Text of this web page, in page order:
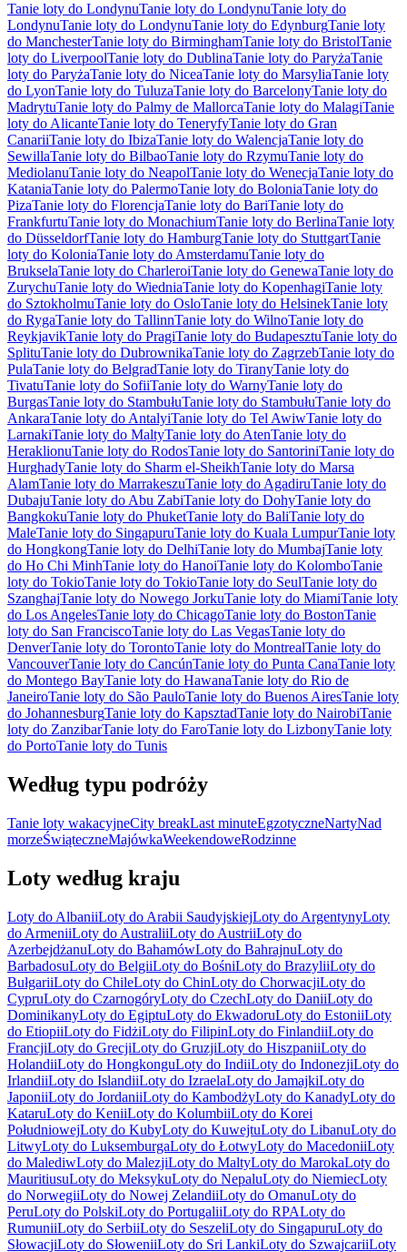
Tanie loty do LondynuTanie loty do LondynuTanie loty do
LondynuTanie loty do LondynuTanie loty do EdynburgTanie loty
do ManchesterTanie loty do BirminghamTanie loty do BristolTanie
loty do LiverpoolTanie loty do DublinaTanie loty do ParyżaTanie
loty do ParyżaTanie loty do NiceaTanie loty do MarsyliaTanie loty
do LyonTanie loty do TuluzaTanie loty do BarcelonyTanie loty do
MadrytuTanie loty do Palmy de MallorcaTanie loty do MalagiTanie
loty do AlicanteTanie loty do TeneryfyTanie loty do Gran
CanariiTanie loty do IbizaTanie loty do WalencjaTanie loty do
SewillaTanie loty do BilbaoTanie loty do RzymuTanie loty do
MediolanuTanie loty do NeapolTanie loty do WenecjaTanie loty do
KataniaTanie loty do PalermoTanie loty do BoloniaTanie loty do
PizaTanie loty do FlorencjaTanie loty do BariTanie loty do
FrankfurtuTanie loty do MonachiumTanie loty do BerlinaTanie loty
do DüsseldorfTanie loty do HamburgTanie loty do StuttgartTanie
loty do KoloniaTanie loty do AmsterdamuTanie loty do
BrukselaTanie loty do CharleroiTanie loty do GenewaTanie loty do
ZurychuTanie loty do WiedniaTanie loty do KopenhagiTanie loty
do SztokholmuTanie loty do OsloTanie loty do HelsinekTanie loty
do RygaTanie loty do TallinnTanie loty do WilnoTanie loty do
ReykjavikTanie loty do PragiTanie loty do BudapesztuTanie loty do
SplituTanie loty do DubrownikaTanie loty do ZagrzebTanie loty do
PulaTanie loty do BelgradTanie loty do TiranyTanie loty do
TivatuTanie loty do SofiiTanie loty do WarnyTanie loty do
BurgasTanie loty do StambułuTanie loty do StambułuTanie loty do
AnkaraTanie loty do AntalyiTanie loty do Tel AwiwTanie loty do
LarnakiTanie loty do MaltyTanie loty do AtenTanie loty do
HeraklionuTanie loty do RodosTanie loty do SantoriniTanie loty do
HurghadyTanie loty do Sharm el-SheikhTanie loty do Marsa
AlamTanie loty do MarrakeszuTanie loty do AgadiruTanie loty do
DubajuTanie loty do Abu ZabiTanie loty do DohyTanie loty do
BangkokuTanie loty do PhuketTanie loty do BaliTanie loty do
MaleTanie loty do SingapuruTanie loty do Kuala LumpurTanie loty
do HongkongTanie loty do DelhiTanie loty do MumbajTanie loty
do Ho Chi MinhTanie loty do HanoiTanie loty do KolomboTanie
loty do TokioTanie loty do TokioTanie loty do SeulTanie loty do
SzanghajTanie loty do Nowego JorkuTanie loty do MiamiTanie loty
do Los AngelesTanie loty do ChicagoTanie loty do BostonTanie
loty do San FranciscoTanie loty do Las VegasTanie loty do
DenverTanie loty do TorontoTanie loty do MontrealTanie loty do
VancouverTanie loty do CancúnTanie loty do Punta CanaTanie loty
do Montego BayTanie loty do HawanaTanie loty do Rio de
JaneiroTanie loty do São PauloTanie loty do Buenos AiresTanie loty
do JohannesburgTanie loty do KapsztadTanie loty do NairobiTanie
loty do ZanzibarTanie loty do FaroTanie loty do LizbonyTanie loty
do PortoTanie loty do Tunis
Według typu podróży
Tanie loty wakacyjneCity breakLast minuteEgzotyczneNartyNad
morzeŚwiąteczneMajówkaWeekendoweRodzinne
Loty według kraju
Loty do AlbaniiLoty do Arabii SaudyjskiejLoty do ArgentynyLoty
do ArmeniiLoty do AustraliiLoty do AustriiLoty do
AzerbejdżanuLoty do BahamówLoty do BahrajnuLoty do
BarbadosuLoty do BelgiiLoty do BośniLoty do BrazyliiLoty do
BułgariiLoty do ChileLoty do ChinLoty do ChorwacjiLoty do
CypruLoty do CzarnogóryLoty do CzechLoty do DaniiLoty do
DominikanyLoty do EgiptuLoty do EkwadoruLoty do EstoniiLoty
do EtiopiiLoty do FidżiLoty do FilipinLoty do FinlandiiLoty do
FrancjiLoty do GrecjiLoty do GruzjiLoty do HiszpaniiLoty do
HolandiiLoty do HongkonguLoty do IndiiLoty do IndonezjiLoty do
IrlandiiLoty do IslandiiLoty do IzraelaLoty do JamajkiLoty do
JaponiiLoty do JordaniiLoty do KambodżyLoty do KanadyLoty do
KataruLoty do KeniiLoty do KolumbiiLoty do Korei
PołudniowejLoty do KubyLoty do KuwejtuLoty do LibanuLoty do
LitwyLoty do LuksemburgaLoty do ŁotwyLoty do MacedoniiLoty
do MalediwLoty do MalezjiLoty do MaltyLoty do MarokaLoty do
MauritiusuLoty do MeksykuLoty do NepaluLoty do NiemiecLoty
do NorwegiiLoty do Nowej ZelandiiLoty do OmanuLoty do
PeruLoty do PolskiLoty do PortugaliiLoty do RPALoty do
RumuniiLoty do SerbiiLoty do SeszeliLoty do SingapuruLoty do
SłowacjiLoty do SłoweniiLoty do Sri LankiLoty do SzwajcariiLoty